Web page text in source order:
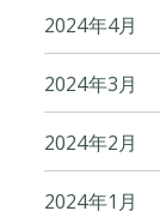
2024年4月
2024年3月
2024年2月
2024年1月